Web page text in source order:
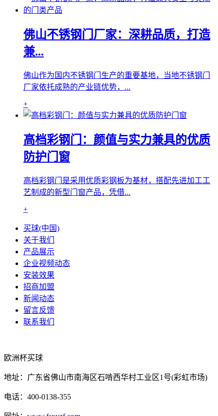
佛山不锈钢门厂家：深耕品质，打造
兼...
佛山作为国内不锈钢门生产的重要基地，当地不锈钢门
厂家依托成熟的产业链优势，...
+
高档彩钢门：颜值与实力兼具的优质
防护门窗
高档彩钢门是采用优质彩钢板为基材，搭配先进加工工
艺制成的新型门窗产品，凭借...
+
买球(中国)
关于我们
产品展示
企业视频动态
安装效果
招商加盟
新闻动态
留言反馈
联系我们
欧洲杯买球
地址：广东省佛山市南海区石啃西华村工业区1号(彩虹市场)
电话：400-0138-355